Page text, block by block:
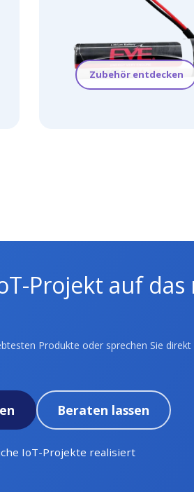
Zubehör entdecken
Projekt auf das
Produkte oder sprechen Sie
Beraten lassen
IoT-Projekte realisiert